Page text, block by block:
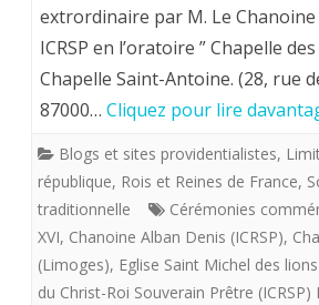
messe
pour
le
Louis
XVI
à
Limoges
extrordinaire par M. Le Chanoine
ICRSP en l’oratoire ” Chapelle
Chapelle Saint-Antoine. (28, rue
87000… Cliquez pour lire
Blogs et sites providentialistes,
république, Rois et Reines de France,
traditionnelle
Cérémonies
XVI, Chanoine Alban Denis (ICRSP),
(Limoges), Eglise Saint Michel des
du Christ-Roi Souverain Prêtre (ICRSP)